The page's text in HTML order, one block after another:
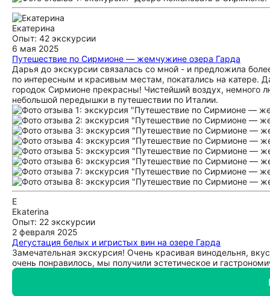
Екатерина
Опыт: 42 экскурсии
6 мая 2025
Путешествие по Сирмионе — жемчужине озера Гарда
Дарья до экскурсии связалась со мной - и предложила
по интересным и красивым местам, покатались на катере.
городок Сирмионе прекрасны! Чистейший воздух, немного
небольшой передышки в путешествии по Италии.
E
Ekaterina
Опыт: 22 экскурсии
2 февраля 2025
Дегустация белых и игристых вин на озере Гарда
Замечательная экскурсия! Очень красивая винодельня,
очень понравилось, мы получили эстетическое и